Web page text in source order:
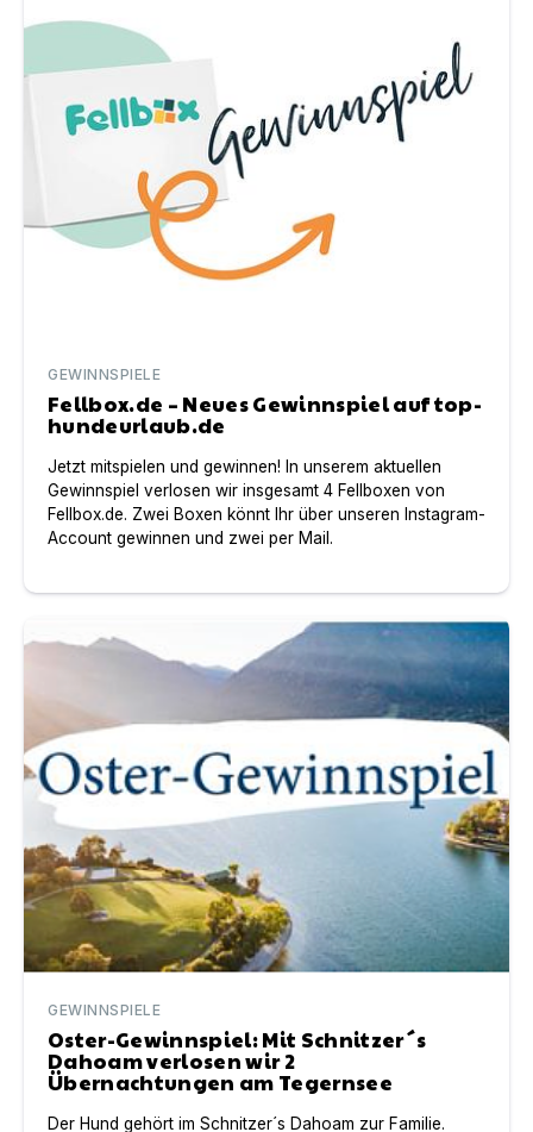
GEWINNSPIELE
Fellbox.de – Neues Gewinnspiel auf top-
hundeurlaub.de
Jetzt mitspielen und gewinnen! In unserem aktuellen
Gewinnspiel verlosen wir insgesamt 4 Fellboxen von
Fellbox.de. Zwei Boxen könnt Ihr über unseren Instagram-
Account gewinnen und zwei per Mail.
Oster-Gewinnspiel: Mit Schnitzer´s Dahoam verlosen
GEWINNSPIELE
Oster-Gewinnspiel: Mit Schnitzer´s
Dahoam verlosen wir 2
Übernachtungen am Tegernsee
Der Hund gehört im Schnitzer´s Dahoam zur Familie.